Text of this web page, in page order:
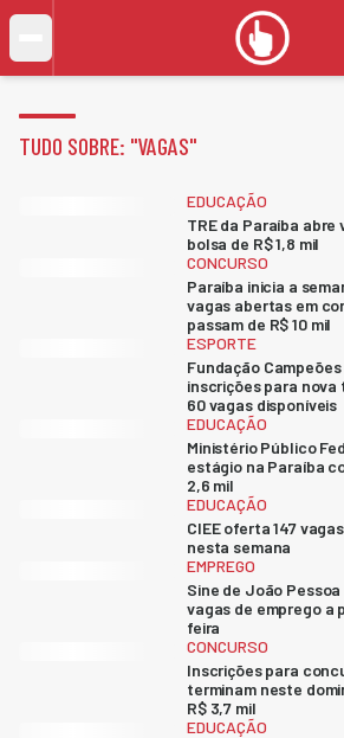
TUDO SOBRE: "VAGAS"
EDUCAÇÃO
TRE da Paraíba
bolsa de R$ 1,8 mil
CONCURSO
Paraíba inicia a
vagas abertas em
passam de R$ 10 mil
ESPORTE
Fundação
inscrições para
60 vagas disponíveis
EDUCAÇÃO
Ministério Público
estágio na Paraíba
2,6 mil
EDUCAÇÃO
CIEE oferta 147
nesta semana
EMPREGO
Sine de João
vagas de emprego
feira
CONCURSO
Inscrições para
terminam neste
R$ 3,7 mil
EDUCAÇÃO